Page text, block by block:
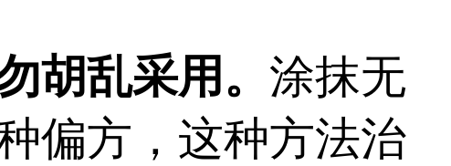
癜风需摒弃偏方，
308激光治疗是安全
乱采用。 涂抹无
偏方，这种方法治